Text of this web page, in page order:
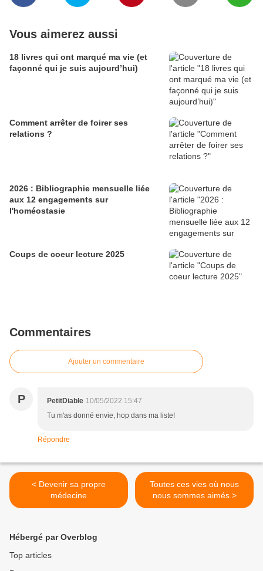
Vous aimerez aussi
18 livres qui ont marqué ma vie (et
façonné qui je suis aujourd’hui)
Comment arrêter de foirer ses
relations ?
2026 : Bibliographie mensuelle liée
aux 12 engagements sur
l'homéostasie
Coups de coeur lecture 2025
Commentaires
Ajouter un commentaire
P PetitDiable 10/05/2022 15:47
Tu m'as donné envie, hop dans ma liste!
Répondre
< Devenir sa propre
médecine
Toutes ces vies où nous
nous sommes aimés >
Hébergé par Overblog
Top articles